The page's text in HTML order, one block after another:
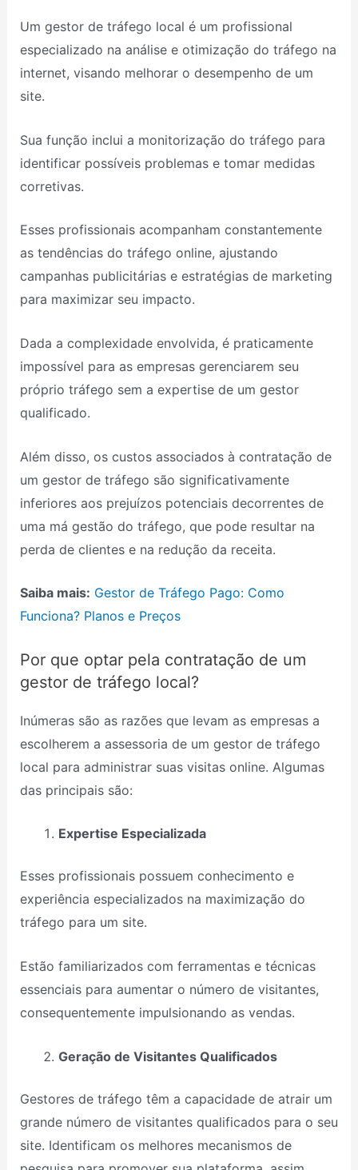
Um gestor de tráfego local é um profissional
especializado na análise e otimização do tráfego na
internet, visando melhorar o desempenho de um
site.
Sua função inclui a monitorização do tráfego para
identificar possíveis problemas e tomar medidas
corretivas.
Esses profissionais acompanham constantemente
as tendências do tráfego online, ajustando
campanhas publicitárias e estratégias de marketing
para maximizar seu impacto.
Dada a complexidade envolvida, é praticamente
impossível para as empresas gerenciarem seu
próprio tráfego sem a expertise de um gestor
qualificado.
Além disso, os custos associados à contratação de
um gestor de tráfego são significativamente
inferiores aos prejuízos potenciais decorrentes de
uma má gestão do tráfego, que pode resultar na
perda de clientes e na redução da receita.
Saiba mais: Gestor de Tráfego Pago: Como
Funciona? Planos e Preços
Por que optar pela contratação de um
gestor de tráfego local?
Inúmeras são as razões que levam as empresas a
escolherem a assessoria de um gestor de tráfego
local para administrar suas visitas online. Algumas
das principais são:
Expertise Especializada
Esses profissionais possuem conhecimento e
experiência especializados na maximização do
tráfego para um site.
Estão familiarizados com ferramentas e técnicas
essenciais para aumentar o número de visitantes,
consequentemente impulsionando as vendas.
Geração de Visitantes Qualificados
Gestores de tráfego têm a capacidade de atrair um
grande número de visitantes qualificados para o seu
site. Identificam os melhores mecanismos de